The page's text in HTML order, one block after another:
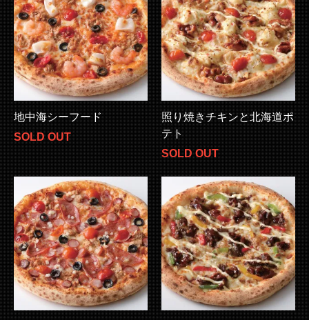
地中海シーフード
SOLD OUT
照り焼きチキンと北海道ポ
テト
SOLD OUT